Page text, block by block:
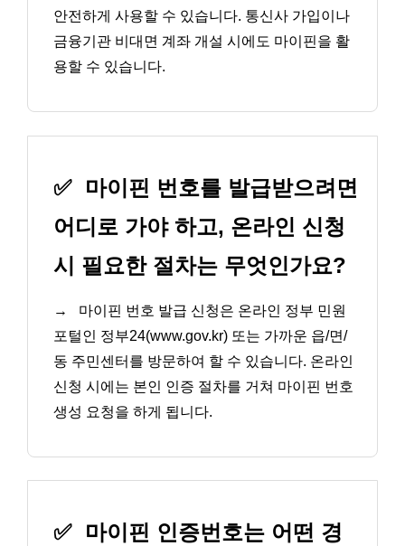
안전하게 사용할 수 있습니다. 통신사 가입이나
금융기관 비대면 계좌 개설 시에도 마이핀을 활
용할 수 있습니다.
✅
마이핀 번호를 발급받으려면
어디로 가야 하고, 온라인 신청
시 필요한 절차는 무엇인가요?
→
마이핀 번호 발급 신청은 온라인 정부 민원
포털인 정부24(www.gov.kr) 또는 가까운 읍/면/
동 주민센터를 방문하여 할 수 있습니다. 온라인
신청 시에는 본인 인증 절차를 거쳐 마이핀 번호
생성 요청을 하게 됩니다.
✅
마이핀 인증번호는 어떤 경